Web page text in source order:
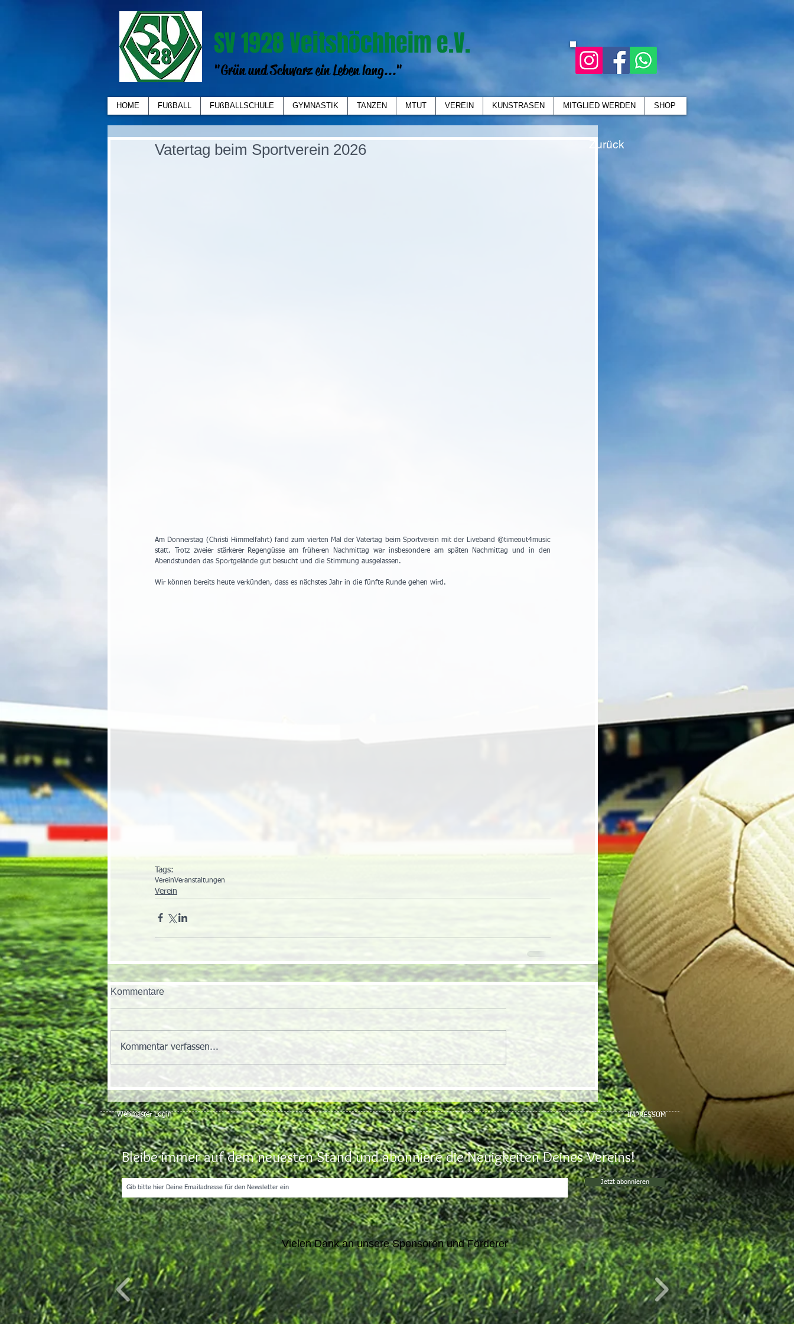
SV 1928 Veitshöchheim e.V.
"Grün und Schwarz ein Leben lang..."
HOME FUßBALL FUßBALLSCHULE GYMNASTIK TANZEN MTUT VEREIN KUNSTRASEN MITGLIED WERDEN SHOP
Vatertag beim Sportverein 2026
Am Donnerstag (Christi Himmelfahrt) fand zum vierten Mal der Vatertag beim Sportverein mit der Liveband @timeout4music
statt. Trotz zweier stärkerer Regengüsse am früheren Nachmittag war insbesondere am späten Nachmittag und in den
Abendstunden das Sportgelände gut besucht und die Stimmung ausgelassen.
Wir können bereits heute verkünden, dass es nächstes Jahr in die fünfte Runde gehen wird.
Tags:
VereinVeranstaltungen
Verein
Kommentare
Kommentar verfassen...
Zurück
IMPRESSUM
Webmaster Login
Bleibe immer auf dem neuesten Stand und abonniere die Neuigkeiten Deines Vereins!
Jetzt abonnieren
Vielen Dank an unsere Sponsoren und Förderer